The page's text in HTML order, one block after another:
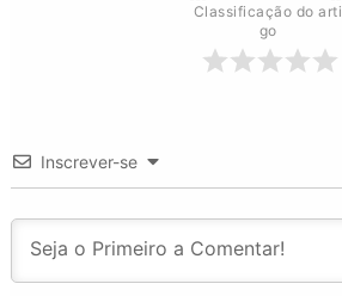
Classificação do arti
go
Inscrever-se